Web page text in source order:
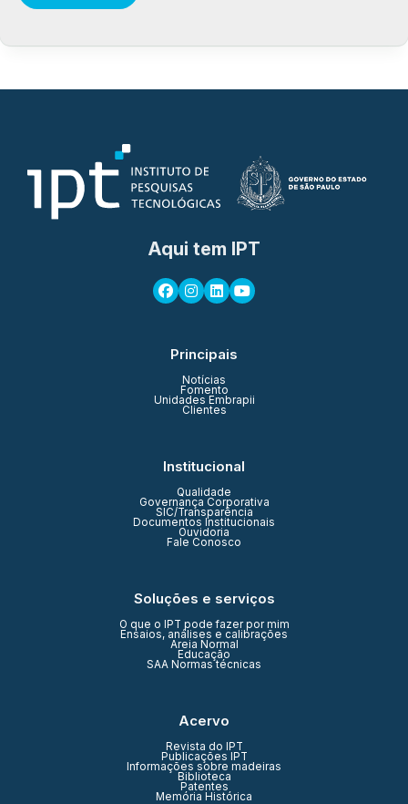
Aqui tem IPT
Principais
Notícias
Fomento
Unidades Embrapii
Clientes
Institucional
Qualidade
Governança Corporativa
SIC/Transparência
Documentos Institucionais
Ouvidoria
Fale Conosco
Soluções e serviços
O que o IPT pode fazer por mim
Ensaios, análises e calibrações
Areia Normal
Educação
SAA Normas técnicas
Acervo
Revista do IPT
Publicações IPT
Informações sobre madeiras
Biblioteca
Patentes
Memória Histórica